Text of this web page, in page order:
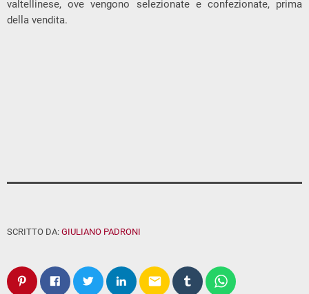
valtellinese, ove vengono selezionate e confezionate, prima
della vendita.
SCRITTO DA: GIULIANO PADRONI
email